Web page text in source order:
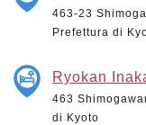
463-23
Prefettura di
Ryokan
463
di Kyoto